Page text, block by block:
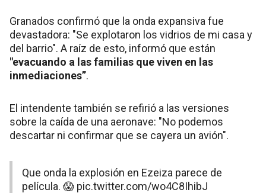
Granados confirmó que la onda expansiva fue
devastadora: "Se explotaron los vidrios de mi casa y
del barrio". A raíz de esto, informó que están
"evacuando a las familias que viven en las
inmediaciones”.
El intendente también se refirió a las versiones
sobre la caída de una aeronave: "No podemos
descartar ni confirmar que se cayera un avión".
Que onda la explosión en Ezeiza parece de
película. 😱 pic.twitter.com/wo4C8IhibJ